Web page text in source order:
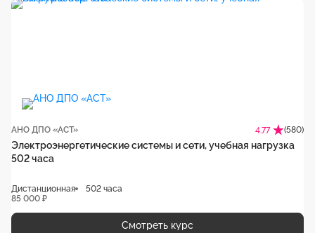
АНО ДПО «АСТ» 4.77 (580)
Электроэнергетические системы и сети, учебная нагрузка
502 часа
Дистанционная
502 часа
85 000 ₽
Смотреть курс